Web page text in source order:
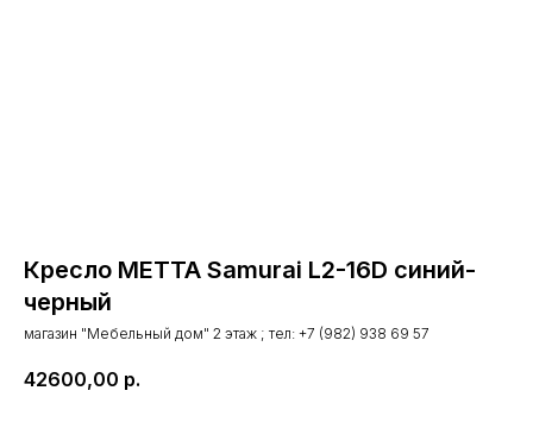
Кресло МЕТТА Samurai L2-16D синий-
черный
магазин "Мебельный дом" 2 этаж ; тел: +7 (982) 938 69 57
42600,00 р.